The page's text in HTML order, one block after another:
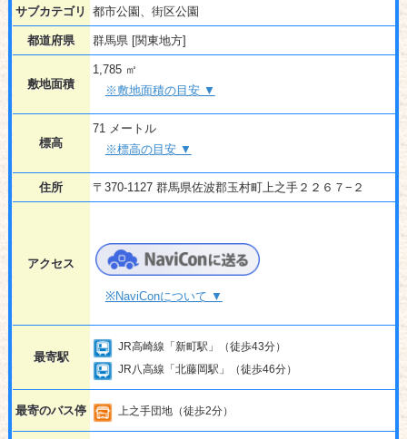
サブカテゴリ 都市公園、街区公園
都道府県 群馬県 [関東地方]
敷地面積
1,785 ㎡
※敷地面積の目安 ▼
標高
71 メートル
※標高の目安 ▼
住所 〒370-1127 群馬県佐波郡玉村町上之手２２６７−２
アクセス
※NaviConについて ▼
最寄駅
JR高崎線「新町駅」（徒歩43分）
JR八高線「北藤岡駅」（徒歩46分）
最寄のバス停 上之手団地（徒歩2分）